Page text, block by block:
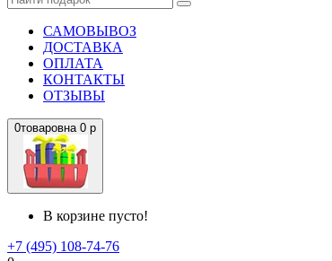
САМОВЫВОЗ
ДОСТАВКА
ОПЛАТА
КОНТАКТЫ
ОТЗЫВЫ
0товаровна 0 р
В корзине пусто!
+7 (495) 108-74-76